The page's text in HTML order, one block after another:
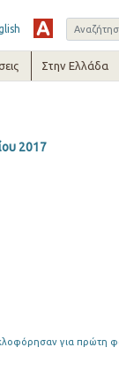
Στην Ελλάδα
2017
για πρώτη